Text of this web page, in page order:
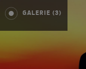
GALERIE (3)